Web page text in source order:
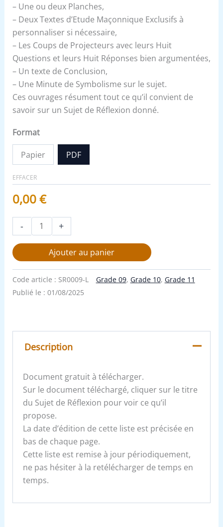
– Une ou deux Planches,
– Deux Textes d’Etude Maçonnique Exclusifs à
personnaliser si nécessaire,
– Les Coups de Projecteurs avec leurs Huit
Questions et leurs Huit Réponses bien argumentées,
– Un texte de Conclusion,
– Une Minute de Symbolisme sur le sujet.
Ces ouvrages résument tout ce qu’il convient de
savoir sur un Sujet de Réflexion donné.
Format
Papier PDF
EFFACER
0,00€
- +
Ajouter au panier
Code article : SR0009-L Grade 09, Grade 10, Grade 11
Publié le : 01/08/2025
Description
Document gratuit à télécharger.
Sur le document téléchargé, cliquer sur le titre
du Sujet de Réflexion pour voir ce qu’il
propose.
La date d’édition de cette liste est précisée en
bas de chaque page.
Cette liste est remise à jour périodiquement,
ne pas hésiter à la retélécharger de temps en
temps.